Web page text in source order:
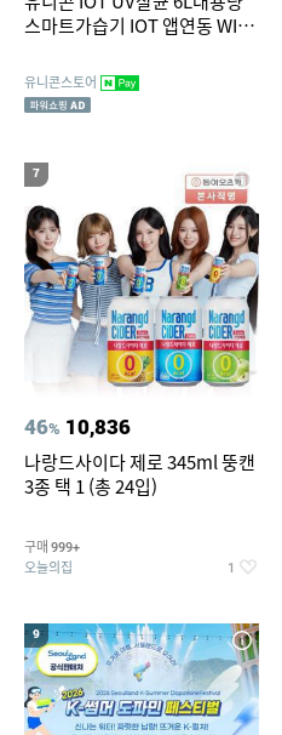
스마트가습기 IOT 앱연동 WIFI
HM60V
유니콘스토어
7
46% 10,836
나랑드사이다 제로 345ml 뚱캔
3종 택 1 (총 24입)
구매 999+
오늘의집 1
9